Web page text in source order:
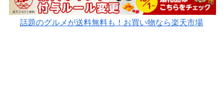
話題のグルメが送料無料も！お買い物なら楽天市場